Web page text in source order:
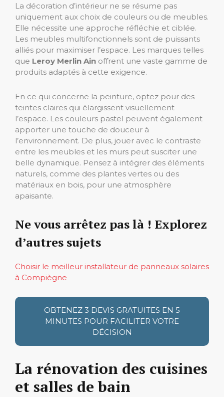
La décoration d’intérieur ne se résume pas
uniquement aux choix de couleurs ou de meubles.
Elle nécessite une approche réfléchie et ciblée.
Les meubles multifonctionnels sont de puissants
alliés pour maximiser l’espace. Les marques telles
que Leroy Merlin Ain offrent une vaste gamme de
produits adaptés à cette exigence.
En ce qui concerne la peinture, optez pour des
teintes claires qui élargissent visuellement
l’espace. Les couleurs pastel peuvent également
apporter une touche de douceur à
l’environnement. De plus, jouer avec le contraste
entre les meubles et les murs peut susciter une
belle dynamique. Pensez à intégrer des éléments
naturels, comme des plantes vertes ou des
matériaux en bois, pour une atmosphère
apaisante.
Ne vous arrêtez pas là ! Explorez
d’autres sujets
Choisir le meilleur installateur de panneaux solaires
à Compiègne
OBTENEZ 3 DEVIS GRATUITES EN 5
MINUTES POUR FACILITER VOTRE
DÉCISION
La rénovation des cuisines
et salles de bain